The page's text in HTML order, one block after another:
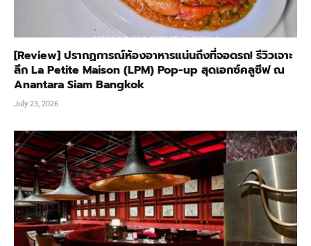
[Review] ปรากฏการณ์ห้องอาหารแน่นถึงที่จอดรถ! รีวิวเจาะ
ลึก La Petite Maison (LPM) Pop-up สุดเอกซ์คลูซีฟ ณ
Anantara Siam Bangkok
July 23, 2026